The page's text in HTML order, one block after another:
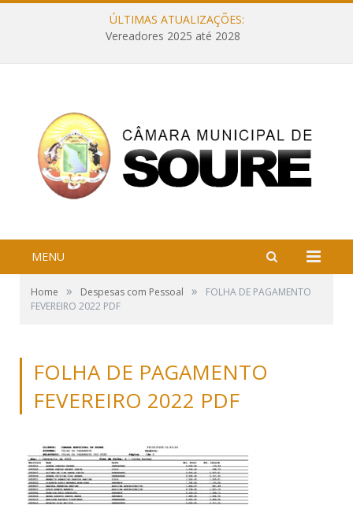
ÚLTIMAS ATUALIZAÇÕES:
Vereadores 2025 até 2028
MENU
Home » Despesas com Pessoal »
FOLHA DE PAGAMENTO
FEVEREIRO 2022 PDF
FOLHA DE PAGAMENTO
FEVEREIRO 2022 PDF